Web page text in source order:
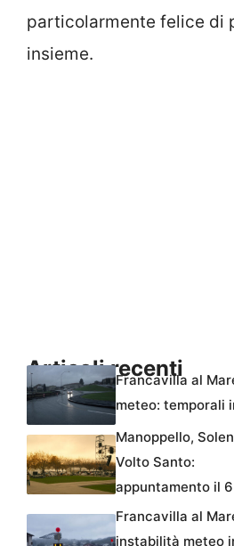
particolarmente felice di
insieme.
Articoli recenti
Francavilla al
meteo: temporali
Manoppello,
Volto Santo:
appuntamento il
Francavilla al
instabilità meteo